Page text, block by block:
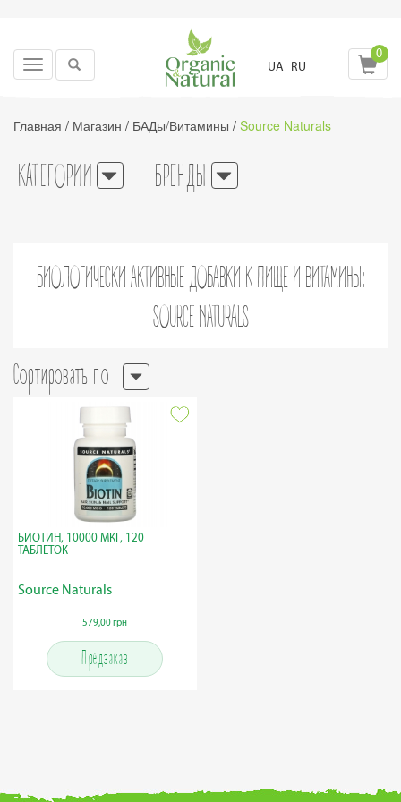
Toggle
UA RU
0
Главная / Магазин / БАДы/Витамины / Source Naturals
КАТЕГОРИИ БРЕНДЫ
БИОЛОГИЧЕСКИ АКТИВНЫЕ ДОБАВКИ К ПИЩЕ И ВИТАМИНЫ:
SOURCE NATURALS
Сортировать по
БИОТИН, 10000 МКГ, 120
ТАБЛЕТОК
Source Naturals
579,00 грн
Предзаказ